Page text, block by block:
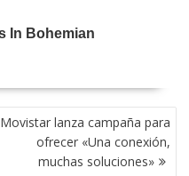
Movistar lanza campaña para
ofrecer «Una conexión,
muchas soluciones»